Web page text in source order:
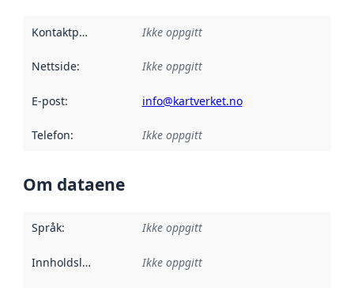
Kontaktpunkt Ikke oppgitt
Nettside: Ikke oppgitt
E-post: info@kartverket.no
Telefon: Ikke oppgitt
Om dataene
Språk: Ikke oppgitt
Innholdsleverandører :
Ikke oppgitt